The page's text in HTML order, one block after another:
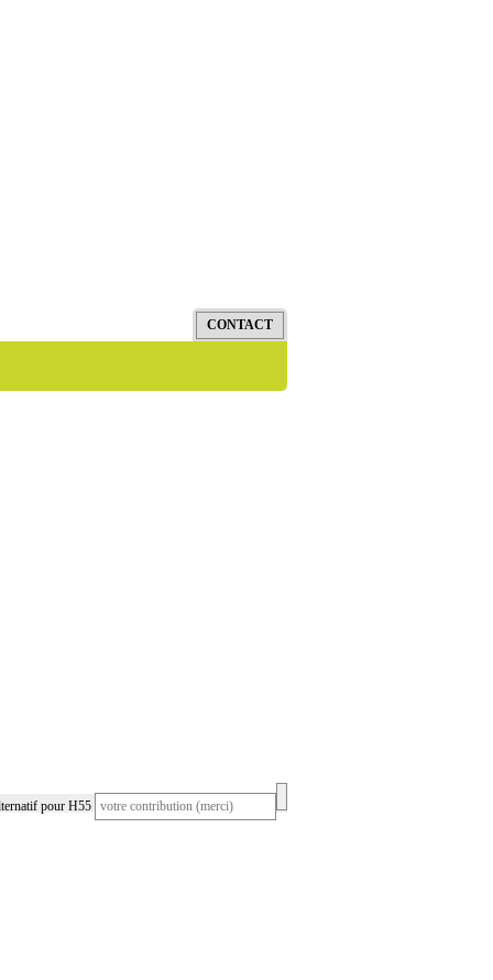
pour H55